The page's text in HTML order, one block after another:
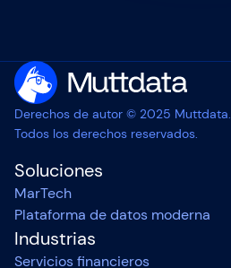
Derechos de autor © 2025 Muttdata.
Todos los derechos reservados.
Soluciones
MarTech
Plataforma de datos moderna
Industrias
Servicios financieros